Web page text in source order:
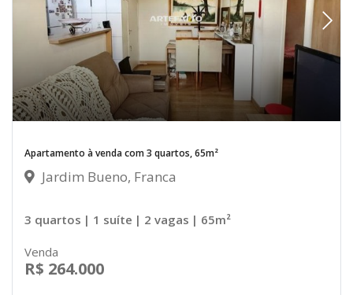
Apartamento à venda com 3 quartos, 65m²
Jardim Bueno, Franca
3 quartos | 1 suíte | 2 vagas | 65m²
Venda
R$ 264.000